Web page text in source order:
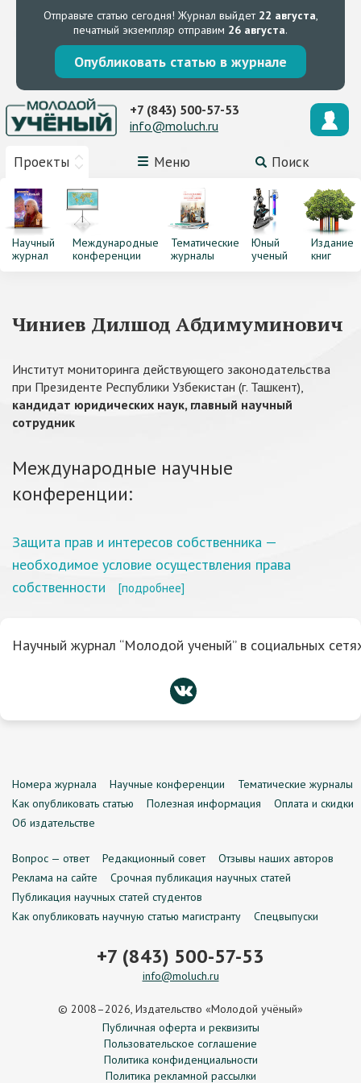
Отправьте статью сегодня! Журнал выйдет 22 августа,
печатный экземпляр отправим 26 августа.
Опубликовать статью в журнале
Проекты Меню Поиск
+7 (843) 500-57-53
info@moluch.ru
Научный
журнал
Международные
конференции
Тематические
журналы
Юный
ученый
Издание
книг
Чиниев Дилшод Абдимуминович
Институт мониторинга действующего законодательства
при Президенте Республики Узбекистан (г. Ташкент),
кандидат юридических наук, главный научный
сотрудник
Международные научные
конференции:
Защита прав и интересов собственника —
необходимое условие осуществления права
собственности
[подробнее]
Научный журнал “Молодой ученый” в социальных
Номера журнала Научные конференции
Тематические журналы
Как опубликовать статью
Полезная информация
Оплата и скидки
Об издательстве
Вопрос — ответ Редакционный совет
Отзывы наших авторов
Реклама на сайте
Срочная публикация научных статей
Публикация научных статей студентов
Как опубликовать научную статью магистранту
Спецвыпуски
+7 (843) 500-57-53
info@moluch.ru
© 2008–2026, Издательство «Молодой учёный»
Публичная оферта и реквизиты
Пользовательское соглашение
Политика конфиденциальности
Политика рекламной рассылки